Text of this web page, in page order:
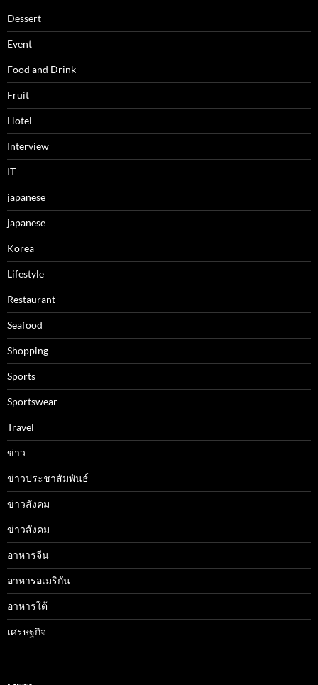
Dessert
Event
Food and Drink
Fruit
Hotel
Interview
IT
japanese
japanese
Korea
Lifestyle
Restaurant
Seafood
Shopping
Sports
Sportswear
Travel
ข่าว
ข่าวประชาสัมพันธ์
ข่าวสังคม
ข่าวสังคม
อาหารจีน
อาหารอเมริกัน
อาหารใต้
เศรษฐกิจ